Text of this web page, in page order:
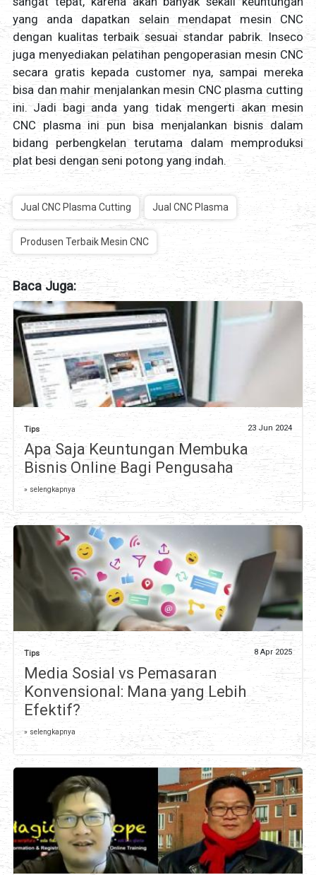
yang anda dapatkan selain mendapat mesin CNC
dengan kualitas terbaik sesuai standar pabrik. Inseco
juga menyediakan pelatihan pengoperasian mesin CNC
secara gratis kepada customer nya, sampai mereka
bisa dan mahir menjalankan mesin CNC plasma cutting
ini. Jadi bagi anda yang tidak mengerti akan mesin
CNC plasma ini pun bisa menjalankan bisnis dalam
bidang perbengkelan terutama dalam memproduksi
plat besi dengan seni potong yang indah.
Jual CNC Plasma Cutting Jual CNC Plasma
Produsen Terbaik Mesin CNC
Baca Juga:
Tips 23 Jun 2024
Apa Saja Keuntungan Membuka
Bisnis Online Bagi Pengusaha
» selengkapnya
Tips 8 Apr 2025
Media Sosial vs Pemasaran
Konvensional: Mana yang Lebih
Efektif?
» selengkapnya